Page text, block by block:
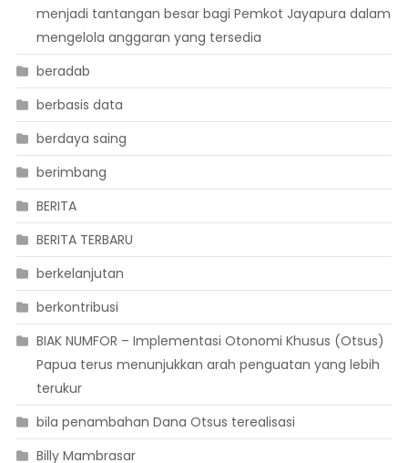
menjadi tantangan besar bagi Pemkot Jayapura dalam
mengelola anggaran yang tersedia
beradab
berbasis data
berdaya saing
berimbang
BERITA
BERITA TERBARU
berkelanjutan
berkontribusi
BIAK NUMFOR – Implementasi Otonomi Khusus (Otsus)
Papua terus menunjukkan arah penguatan yang lebih
terukur
bila penambahan Dana Otsus terealisasi
Billy Mambrasar